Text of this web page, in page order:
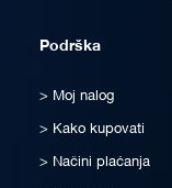
Podrška
Moj nalog
Kako kupovati
Načini plaćanja